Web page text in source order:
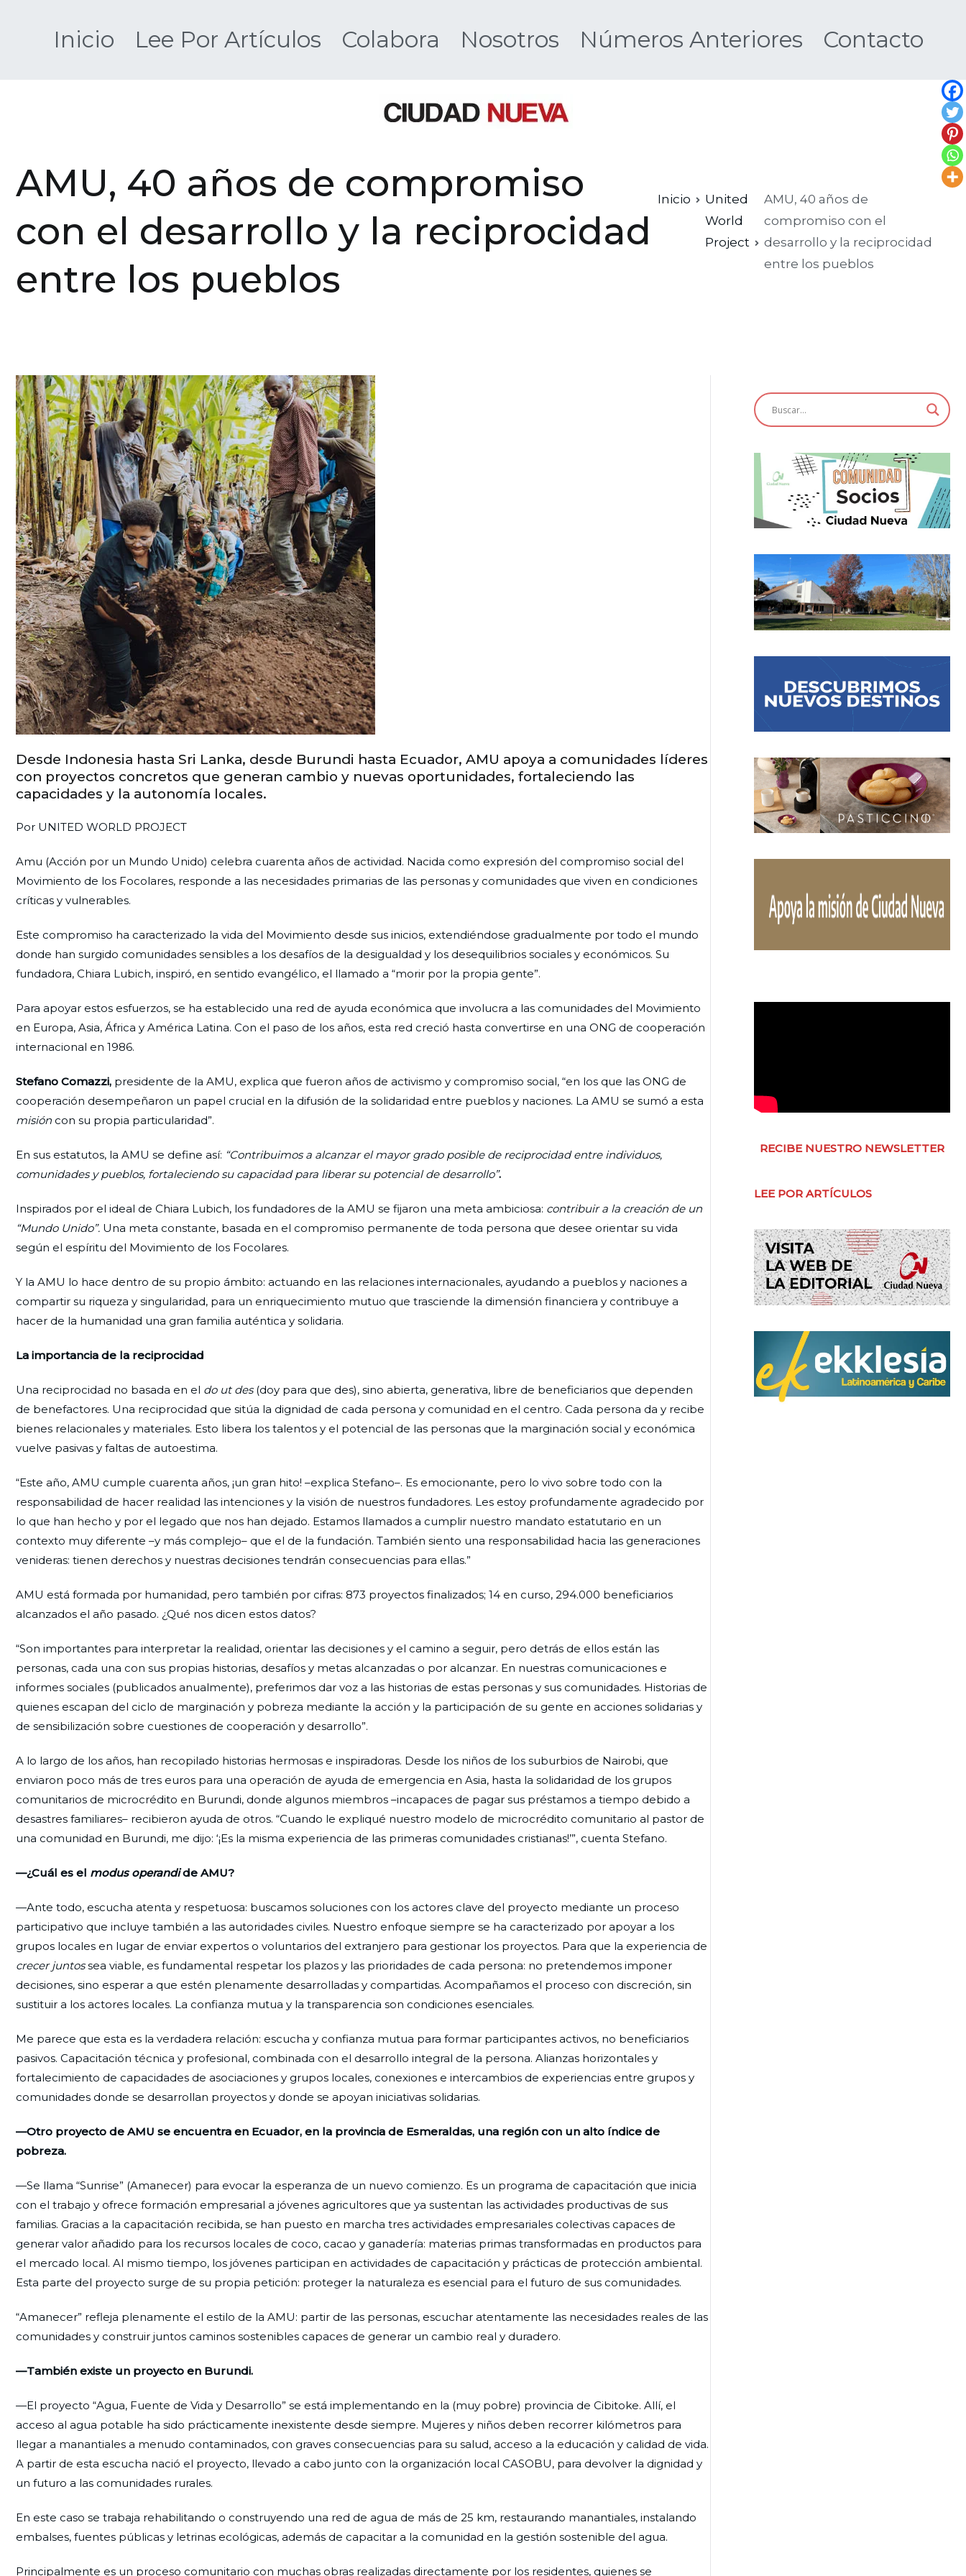
Inicio Lee Por Artículos Colabora Nosotros Números Anteriores Contacto
AMU, 40 años de compromiso
con el desarrollo y la reciprocidad
entre los pueblos
Inicio
United
World
Project
AMU, 40 años de
compromiso con el
desarrollo y la reciprocidad
entre los pueblos
Desde Indonesia hasta Sri Lanka, desde Burundi hasta Ecuador, AMU apoya a comunidades líderes
con proyectos concretos que generan cambio y nuevas oportunidades, fortaleciendo las
capacidades y la autonomía locales.
Por UNITED WORLD PROJECT
Amu (Acción por un Mundo Unido) celebra cuarenta años de actividad. Nacida como expresión del compromiso social del
Movimiento de los Focolares, responde a las necesidades primarias de las personas y comunidades que viven en condiciones
críticas y vulnerables.
Este compromiso ha caracterizado la vida del Movimiento desde sus inicios, extendiéndose gradualmente por todo el mundo
donde han surgido comunidades sensibles a los desafíos de la desigualdad y los desequilibrios sociales y económicos. Su
fundadora, Chiara Lubich, inspiró, en sentido evangélico, el llamado a “morir por la propia gente”.
Para apoyar estos esfuerzos, se ha establecido una red de ayuda económica que involucra a las comunidades del Movimiento
en Europa, Asia, África y América Latina. Con el paso de los años, esta red creció hasta convertirse en una ONG de cooperación
internacional en 1986.
Stefano Comazzi, presidente de la AMU, explica que fueron años de activismo y compromiso social, “en los que las ONG de
cooperación desempeñaron un papel crucial en la difusión de la solidaridad entre pueblos y naciones. La AMU se sumó a esta
misión con su propia particularidad”.
En sus estatutos, la AMU se define así: “Contribuimos a alcanzar el mayor grado posible de reciprocidad entre individuos,
comunidades y pueblos, fortaleciendo su capacidad para liberar su potencial de desarrollo”.
Inspirados por el ideal de Chiara Lubich, los fundadores de la AMU se fijaron una meta ambiciosa: contribuir a la creación de un
“Mundo Unido”. Una meta constante, basada en el compromiso permanente de toda persona que desee orientar su vida
según el espíritu del Movimiento de los Focolares.
Y la AMU lo hace dentro de su propio ámbito: actuando en las relaciones internacionales, ayudando a pueblos y naciones a
compartir su riqueza y singularidad, para un enriquecimiento mutuo que trasciende la dimensión financiera y contribuye a
hacer de la humanidad una gran familia auténtica y solidaria.
La importancia de la reciprocidad
Una reciprocidad no basada en el do ut des(doy para que des), sino abierta, generativa, libre de beneficiarios que dependen
de benefactores. Una reciprocidad que sitúa la dignidad de cada persona y comunidad en el centro. Cada persona da y recibe
bienes relacionales y materiales. Esto libera los talentos y el potencial de las personas que la marginación social y económica
vuelve pasivas y faltas de autoestima.
“Este año, AMU cumple cuarenta años, ¡un gran hito! –explica Stefano–. Es emocionante, pero lo vivo sobre todo con la
responsabilidad de hacer realidad las intenciones y la visión de nuestros fundadores. Les estoy profundamente agradecido por
lo que han hecho y por el legado que nos han dejado. Estamos llamados a cumplir nuestro mandato estatutario en un
contexto muy diferente –y más complejo– que el de la fundación. También siento una responsabilidad hacia las generaciones
venideras: tienen derechos y nuestras decisiones tendrán consecuencias para ellas.”
AMU está formada por humanidad, pero también por cifras: 873 proyectos finalizados; 14 en curso, 294.000 beneficiarios
alcanzados el año pasado. ¿Qué nos dicen estos datos?
“Son importantes para interpretar la realidad, orientar las decisiones y el camino a seguir, pero detrás de ellos están las
personas, cada una con sus propias historias, desafíos y metas alcanzadas o por alcanzar. En nuestras comunicaciones e
informes sociales (publicados anualmente), preferimos dar voz a las historias de estas personas y sus comunidades. Historias de
quienes escapan del ciclo de marginación y pobreza mediante la acción y la participación de su gente en acciones solidarias y
de sensibilización sobre cuestiones de cooperación y desarrollo”.
A lo largo de los años, han recopilado historias hermosas e inspiradoras. Desde los niños de los suburbios de Nairobi, que
enviaron poco más de tres euros para una operación de ayuda de emergencia en Asia, hasta la solidaridad de los grupos
comunitarios de microcrédito en Burundi, donde algunos miembros –incapaces de pagar sus préstamos a tiempo debido a
desastres familiares– recibieron ayuda de otros. “Cuando le expliqué nuestro modelo de microcrédito comunitario al pastor de
una comunidad en Burundi, me dijo: ‘¡Es la misma experiencia de las primeras comunidades cristianas!’”, cuenta Stefano.
—¿Cuál es el modus operandide AMU?
—Ante todo, escucha atenta y respetuosa: buscamos soluciones con los actores clave del proyecto mediante un proceso
participativo que incluye también a las autoridades civiles. Nuestro enfoque siempre se ha caracterizado por apoyar a los
grupos locales en lugar de enviar expertos o voluntarios del extranjero para gestionar los proyectos. Para que la experiencia de
crecer juntossea viable, es fundamental respetar los plazos y las prioridades de cada persona: no pretendemos imponer
decisiones, sino esperar a que estén plenamente desarrolladas y compartidas. Acompañamos el proceso con discreción, sin
sustituir a los actores locales. La confianza mutua y la transparencia son condiciones esenciales.
Me parece que esta es la verdadera relación: escucha y confianza mutua para formar participantes activos, no beneficiarios
pasivos. Capacitación técnica y profesional, combinada con el desarrollo integral de la persona. Alianzas horizontales y
fortalecimiento de capacidades de asociaciones y grupos locales, conexiones e intercambios de experiencias entre grupos y
comunidades donde se desarrollan proyectos y donde se apoyan iniciativas solidarias.
—Otro proyecto de AMU se encuentra en Ecuador, en la provincia de Esmeraldas, una región con un alto índice de
pobreza.
—Se llama “Sunrise” (Amanecer) para evocar la esperanza de un nuevo comienzo. Es un programa de capacitación que inicia
con el trabajo y ofrece formación empresarial a jóvenes agricultores que ya sustentan las actividades productivas de sus
familias. Gracias a la capacitación recibida, se han puesto en marcha tres actividades empresariales colectivas capaces de
generar valor añadido para los recursos locales de coco, cacao y ganadería: materias primas transformadas en productos para
el mercado local. Al mismo tiempo, los jóvenes participan en actividades de capacitación y prácticas de protección ambiental.
Esta parte del proyecto surge de su propia petición: proteger la naturaleza es esencial para el futuro de sus comunidades.
“Amanecer” refleja plenamente el estilo de la AMU: partir de las personas, escuchar atentamente las necesidades reales de las
comunidades y construir juntos caminos sostenibles capaces de generar un cambio real y duradero.
—También existe un proyecto en Burundi.
—El proyecto “Agua, Fuente de Vida y Desarrollo” se está implementando en la (muy pobre) provincia de Cibitoke. Allí, el
acceso al agua potable ha sido prácticamente inexistente desde siempre. Mujeres y niños deben recorrer kilómetros para
llegar a manantiales a menudo contaminados, con graves consecuencias para su salud, acceso a la educación y calidad de vida.
A partir de esta escucha nació el proyecto, llevado a cabo junto con la organización local CASOBU, para devolver la dignidad y
un futuro a las comunidades rurales.
En este caso se trabaja rehabilitando o construyendo una red de agua de más de 25 km, restaurando manantiales, instalando
embalses, fuentes públicas y letrinas ecológicas, además de capacitar a la comunidad en la gestión sostenible del agua.
Principalmente es un proceso comunitario con muchas obras realizadas directamente por los residentes, quienes se
RECIBE NUESTRO NEWSLETTER
LEE POR ARTÍCULOS